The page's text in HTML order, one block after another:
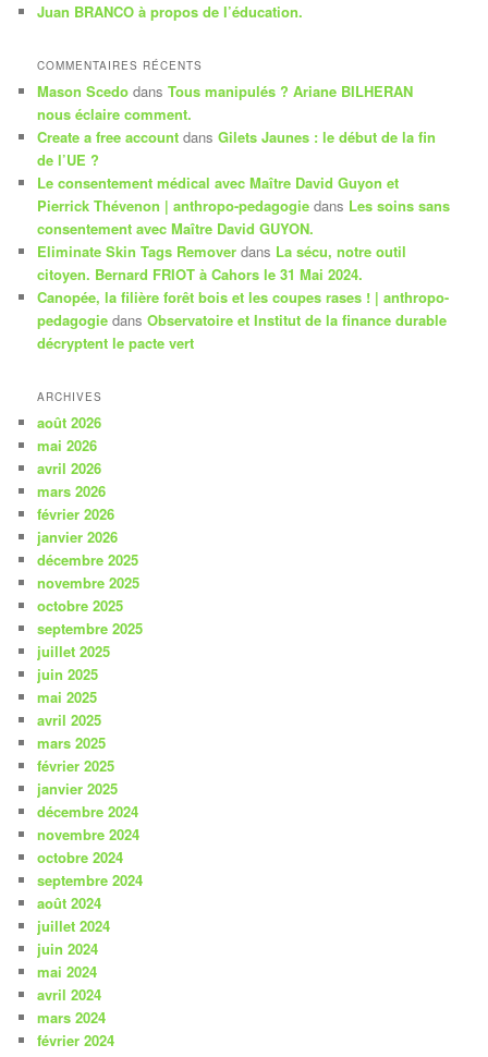
Juan BRANCO à propos de l’éducation.
COMMENTAIRES RÉCENTS
Mason Scedo dansTous manipulés ? Ariane BILHERAN
nous éclaire comment.
Create a free account dansGilets Jaunes : le début de la fin
de l’UE ?
Le consentement médical avec Maître David Guyon et
Pierrick Thévenon | anthropo-pedagogie dans Les soins sans
consentement avec Maître David GUYON.
Eliminate Skin Tags Remover dans La sécu, notre outil
citoyen. Bernard FRIOT à Cahors le 31 Mai 2024.
Canopée, la filière forêt bois et les coupes rases ! | anthropo-
pedagogie dansObservatoire et Institut de la finance durable
décryptent le pacte vert
ARCHIVES
août 2026
mai 2026
avril 2026
mars 2026
février 2026
janvier 2026
décembre 2025
novembre 2025
octobre 2025
septembre 2025
juillet 2025
juin 2025
mai 2025
avril 2025
mars 2025
février 2025
janvier 2025
décembre 2024
novembre 2024
octobre 2024
septembre 2024
août 2024
juillet 2024
juin 2024
mai 2024
avril 2024
mars 2024
février 2024